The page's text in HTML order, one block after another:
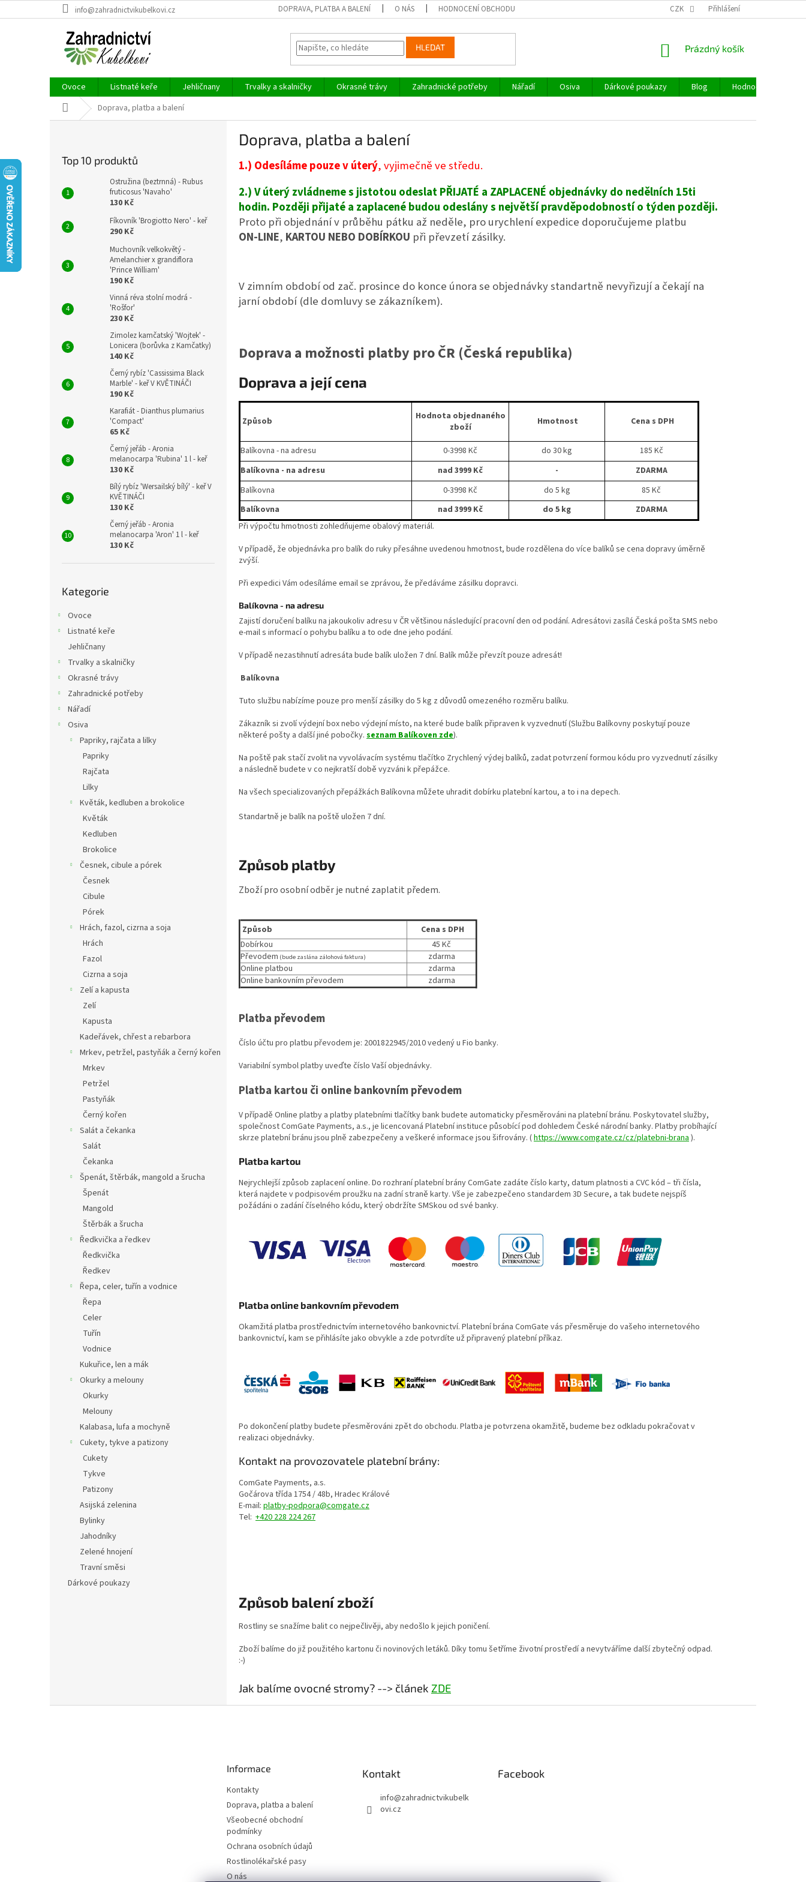
na
info@zahradnictvikubelkovi.cz DOPRAVA, PLATBA A BALENÍ O NÁS HODNOCENÍ OBCHODU CZK Přihlášení
HLEDAT
NÁKUPNÍ
Prázdný košík
Ovoce Listnaté keře Jehličnany Trvalky a skalničky Okrasné trávy Zahradnické potřeby Nářadí Osiva Dárkové poukazy Blog
Hodnocení obchodu
Domů Doprava, platba a balení
Top 10 produktů
Ostružina (beztrnná) - Rubus
fruticosus 'Navaho'
130 Kč
Fíkovník 'Brogiotto Nero' - keř
290 Kč
Muchovník velkokvětý -
Amelanchier x grandiflora
'Prince William'
190 Kč
Vinná réva stolní modrá -
'Rošfor'
230 Kč
Zimolez kamčatský 'Wojtek' -
Lonicera (borůvka z Kamčatky)
140 Kč
Černý rybíz 'Cassissima Black
Marble' - keř V KVĚTINÁČI
190 Kč
Karafiát - Dianthus plumarius
'Compact'
65 Kč
Černý jeřáb - Aronia
melanocarpa 'Rubina' 1 l - keř
130 Kč
Bílý rybíz 'Wersailský bílý' - keř V
KVĚTINÁČI
130 Kč
Černý jeřáb - Aronia
melanocarpa 'Aron' 1 l - keř
130 Kč
kategorie
Kategorie
Ovoce
Listnaté keře
Jehličnany
Trvalky a skalničky
Okrasné trávy
Zahradnické potřeby
Nářadí
Osiva
Papriky, rajčata a lilky
Papriky
Rajčata
Lilky
Květák, kedluben a brokolice
Květák
Kedluben
Brokolice
Česnek, cibule a pórek
Česnek
Cibule
Pórek
Hrách, fazol, cizrna a soja
Hrách
Fazol
Cizrna a soja
Zelí a kapusta
Zelí
Kapusta
Kadeřávek, chřest a rebarbora
Mrkev, petržel, pastyňák a černý kořen
Mrkev
Petržel
Pastyňák
Černý kořen
Salát a čekanka
Salát
Čekanka
Špenát, štěrbák, mangold a šrucha
Špenát
Mangold
Štěrbák a šrucha
Ředkvička a ředkev
Ředkvička
Ředkev
Řepa, celer, tuřín a vodnice
Řepa
Celer
Tuřín
Vodnice
Kukuřice, len a mák
Okurky a melouny
Okurky
Melouny
Kalabasa, lufa a mochyně
Cukety, tykve a patizony
Cukety
Tykve
Patizony
Asijská zelenina
Bylinky
Jahodníky
Zelené hnojení
Travní směsi
Dárkové poukazy
Doprava, platba a balení
1.) Odesíláme pouze v úterý, vyjimečně ve středu.
2.) V úterý zvládneme s jistotou odeslat PŘIJATÉ a ZAPLACENÉ objednávkydo nedělních 15ti
hodin. Později přijaté a zaplacené budou odeslány s největší pravděpodobností o týden později.
Proto při objednání v průběhu pátku až neděle, pro urychlení expedice doporučujeme platbu
ON‑LINE, KARTOU NEBO DOBÍRKOU při převzetí zásilky.
V zimním období od zač. prosince do konce února se objednávky standartně nevyřizují a čekají na
jarní období (dle domluvy se zákazníkem).
Doprava a možnosti platby pro ČR (Česká republika)
Doprava a její cena
Způsob
Hodnota objednaného
zboží
Hmotnost Cena s DPH
Balíkovna - na adresu 0-3998 Kč do 30 kg
185 Kč
Balíkovna - na adresu
nad 3999 Kč -
ZDARMA
Balíkovna
0-3998 Kč do 5 kg
85 Kč
Balíkovna
nad 3999 Kč do 5 kg
ZDARMA
Při výpočtu hmotnosti zohledňujeme obalový materiál.
V případě, že objednávka pro balík do ruky přesáhne uvedenou hmotnost, bude rozdělena do více balíků se cena dopravy úměrně
zvýší.
Při expedici Vám odesíláme email se zprávou, že předáváme zásilku dopravci.
Balíkovna - na adresu
Zajistí doručení balíku na jakoukoliv adresu v ČR většinou následující pracovní den od podání. Adresátovi zasílá Česká pošta SMS nebo
e-mail s informací o pohybu balíku a to ode dne jeho podání.
V případě nezastihnutí adresáta bude balík uložen 7 dní. Balík může převzít pouze adresát!
Balíkovna
Tuto službu nabízíme pouze pro menší zásilky do 5 kg z důvodů omezeného rozměru balíku.
Zákazník si zvolí výdejní box nebo výdejní místo, na které bude balík připraven k vyzvednutí (Službu Balíkovny poskytují pouze
některé pošty a další jiné pobočky. seznam Balíkoven zde).
Na poště pak stačí zvolit na vyvolávacím systému tlačítko Zrychlený výdej balíků, zadat potvrzení formou kódu pro vyzvednutí zásilky
a následně budete v co nejkratší době vyzváni k přepážce.
Na všech specializovaných přepážkách Balíkovna můžete uhradit dobírku platební kartou, a to i na depech.
Standartně je balík na poště uložen 7 dní.
Způsob platby
Zboží pro osobní odběrje nutné zaplatit předem.
Způsob
Cena s DPH
Dobírkou
45 Kč
Převodem (bude zaslána zálohová faktura)
zdarma
Online platbou
zdarma
Online bankovním převodem
zdarma
Platba převodem
Číslo účtu pro platbu převodem je: 2001822945/2010 vedený u Fio banky.
Variabilní symbol platby uveďte číslo Vaší objednávky.
Platba kartou či online bankovním převodem
V případě Online platby a platby platebními tlačítky bank budete automaticky přesměrováni na platební bránu. Poskytovatel služby,
společnost ComGate Payments, a.s., je licencovaná Platební instituce působící pod dohledem České národní banky. Platby probíhající
skrze platební bránu jsou plně zabezpečeny a veškeré informace jsou šifrovány. (https://www.comgate.cz/cz/platebni-brana ).
Platba kartou
Nejrychlejší způsob zaplacení online. Do rozhraní platební brány ComGate zadáte číslo karty, datum platnosti a CVC kód – tři čísla,
která najdete v podpisovém proužku na zadní straně karty. Vše je zabezpečeno standardem 3D Secure, a tak budete nejspíš
požádáni o zadání číselného kódu, který obdržíte SMSkou od své banky.
Platba online bankovním převodem
Okamžitá platba prostřednictvím internetového bankovnictví. Platební brána ComGate vás přesměruje do vašeho internetového
bankovnictví, kam se přihlásíte jako obvykle a zde potvrdíte už připravený platební příkaz.
Po dokončení platby budete přesměrováni zpět do obchodu. Platba je potvrzena okamžitě, budeme bez odkladu pokračovat v
realizaci objednávky.
Kontakt na provozovatele platební brány:
ComGate Payments, a.s.
Gočárova třída 1754 / 48b, Hradec Králové
E-mail: platby-podpora@comgate.cz
Tel: +420 228 224 267
Způsob balení zboží
Rostliny se snažíme balit co nejpečlivěji, aby nedošlo k jejich poničení.
Zboží balíme do již použitého kartonu či novinových letáků. Díky tomu šetříme životní prostředí a nevytváříme další zbytečný odpad.
:-)
Jak balíme ovocné stromy? --> článek ZDE
Informace
Kontakty
Doprava, platba a balení
Všeobecné obchodní
podmínky
Ochrana osobních údajů
Rostlinolékařské pasy
O nás
Kontakt
info@zahradnictvikubelk
ovi.cz
Facebook